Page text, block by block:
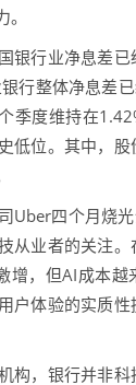
行业净息差已
行整体净息差
季度维持在
低位。其中，
四个月烧光
从业者的关注
增，但AI成本
户体验的实质
，银行并非科